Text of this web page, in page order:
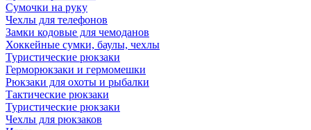
Сумочки на руку
Чехлы для телефонов
Замки кодовые для чемоданов
Хоккейные сумки, баулы, чехлы
Туристические рюкзаки
Герморюкзаки и гермомешки
Рюкзаки для охоты и рыбалки
Тактические рюкзаки
Туристические рюкзаки
Чехлы для рюкзаков